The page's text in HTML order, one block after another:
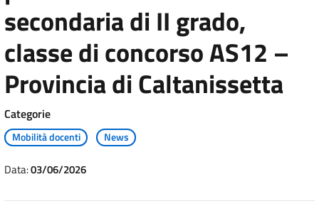
secondaria di II grado,
classe di concorso AS12 –
Provincia di Caltanissetta
Categorie
Mobilità docenti News
Data:03/06/2026